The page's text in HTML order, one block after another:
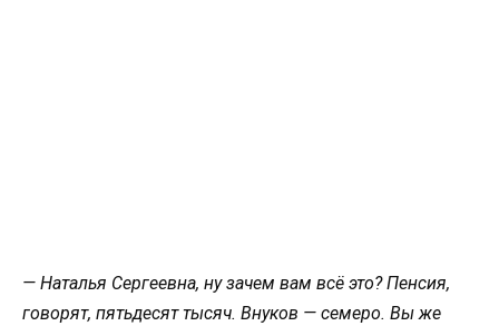
— Наталья Сергеевна, ну зачем вам всё это? Пенсия,
говорят, пятьдесят тысяч. Внуков — семеро. Вы же